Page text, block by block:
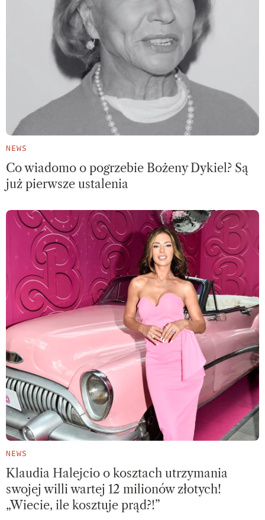
NEWS
Co wiadomo o pogrzebie Bożeny Dykiel? Są
już pierwsze ustalenia
NEWS
Klaudia Halejcio o kosztach utrzymania
swojej willi wartej 12 milionów złotych!
„Wiecie, ile kosztuje prąd?!”